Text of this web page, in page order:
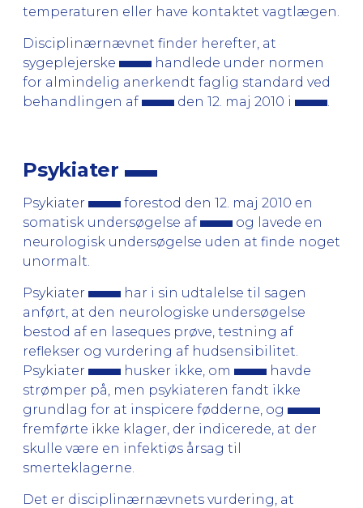
temperaturen eller have kontaktet vagtlægen.
Disciplinærnævnet finder herefter, at
sygeplejerske
handlede under normen
for almindelig anerkendt faglig standard ved
behandlingen af
den 12. maj 2010 i
Psykiater
Psykiater
forestod den 12. maj 2010 en
somatisk undersøgelse af
og lavede en
neurologisk undersøgelse uden at finde noget
unormalt.
Psykiater
har i sin udtalelse til sagen
anført, at den neurologiske undersøgelse
bestod af en laseques prøve, testning af
reflekser og vurdering af hudsensibilitet.
Psykiater
husker ikke, om
havde
strømper på, men psykiateren fandt ikke
grundlag for at inspicere fødderne, og
fremførte ikke klager, der indicerede, at der
skulle være en infektiøs årsag til
smerteklagerne.
Det er disciplinærnævnets vurdering, at